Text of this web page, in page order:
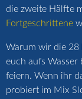
die zweite Hälfte
Fortgeschrittene
Warum wir die 28
euch aufs
feiern. Wenn ihr
probiert im Mix